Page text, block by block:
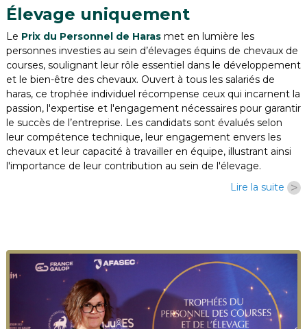
Élevage uniquement
Le Prix du Personnel de Haras met en lumière les
personnes investies au sein d’élevages équins de chevaux de
courses, soulignant leur rôle essentiel dans le développement
et le bien-être des chevaux. Ouvert à tous les salariés de
haras, ce trophée individuel récompense ceux qui incarnent la
passion, l'expertise et l'engagement nécessaires pour garantir
le succès de l’entreprise. Les candidats sont évalués selon
leur compétence technique, leur engagement envers les
chevaux et leur capacité à travailler en équipe, illustrant ainsi
l'importance de leur contribution au sein de l'élevage.
Lire la suite >